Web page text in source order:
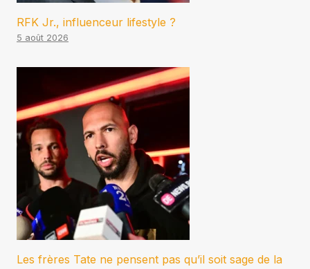
RFK Jr., influenceur lifestyle ?
5 août 2026
Les frères Tate ne pensent pas qu’il soit sage de la